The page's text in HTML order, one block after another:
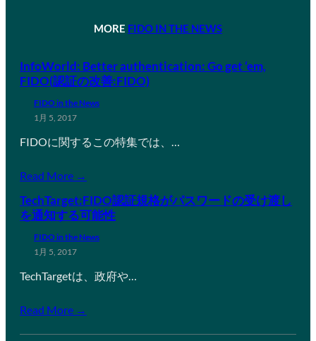
MORE FIDO IN THE NEWS
InfoWorld: Better authentication: Go get ‘em,
FIDO(認証の改善:FIDO)
FIDO in the News
1月 5, 2017
FIDOに関するこの特集では、…
Read More →
TechTarget:FIDO認証規格がパスワードの受け渡し
を通知する可能性
FIDO in the News
1月 5, 2017
TechTargetは、政府や…
Read More →